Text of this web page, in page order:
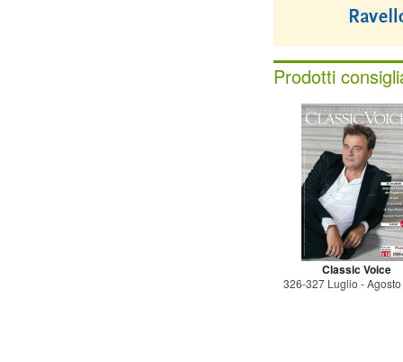
Prodotti
Classic Voice
326-327 Luglio -